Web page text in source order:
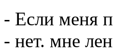
- Если меня
- нет. мне